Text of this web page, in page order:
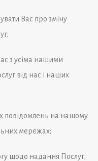
Вас про зміну
з усіма нашими
від нас і наших
повідомлень на нашому
мережах;
щодо надання Послуг;